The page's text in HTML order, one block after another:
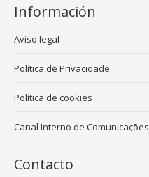
Información
Aviso legal
Política de Privacidade
Política de cookies
Canal Interno de Comunicações
Contacto